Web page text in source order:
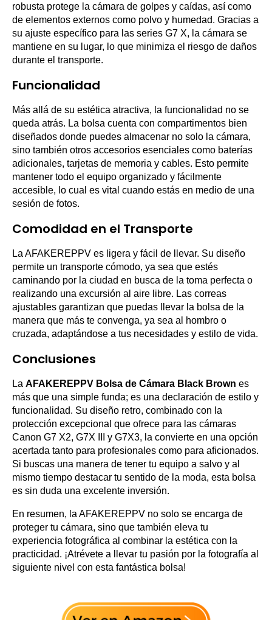
robusta protege la cámara de golpes y caídas, así como
de elementos externos como polvo y humedad. Gracias a
su ajuste específico para las series G7 X, la cámara se
mantiene en su lugar, lo que minimiza el riesgo de daños
durante el transporte.
Funcionalidad
Más allá de su estética atractiva, la funcionalidad no se
queda atrás. La bolsa cuenta con compartimentos bien
diseñados donde puedes almacenar no solo la cámara,
sino también otros accesorios esenciales como baterías
adicionales, tarjetas de memoria y cables. Esto permite
mantener todo el equipo organizado y fácilmente
accesible, lo cual es vital cuando estás en medio de una
sesión de fotos.
Comodidad en el Transporte
La AFAKEREPPV es ligera y fácil de llevar. Su diseño
permite un transporte cómodo, ya sea que estés
caminando por la ciudad en busca de la toma perfecta o
realizando una excursión al aire libre. Las correas
ajustables garantizan que puedas llevar la bolsa de la
manera que más te convenga, ya sea al hombro o
cruzada, adaptándose a tus necesidades y estilo de vida.
Conclusiones
La AFAKEREPPV Bolsa de Cámara Black Brown es
más que una simple funda; es una declaración de estilo y
funcionalidad. Su diseño retro, combinado con la
protección excepcional que ofrece para las cámaras
Canon G7 X2, G7X III y G7X3, la convierte en una opción
acertada tanto para profesionales como para aficionados.
Si buscas una manera de tener tu equipo a salvo y al
mismo tiempo destacar tu sentido de la moda, esta bolsa
es sin duda una excelente inversión.
En resumen, la AFAKEREPPV no solo se encarga de
proteger tu cámara, sino que también eleva tu
experiencia fotográfica al combinar la estética con la
practicidad. ¡Atrévete a llevar tu pasión por la fotografía al
siguiente nivel con esta fantástica bolsa!